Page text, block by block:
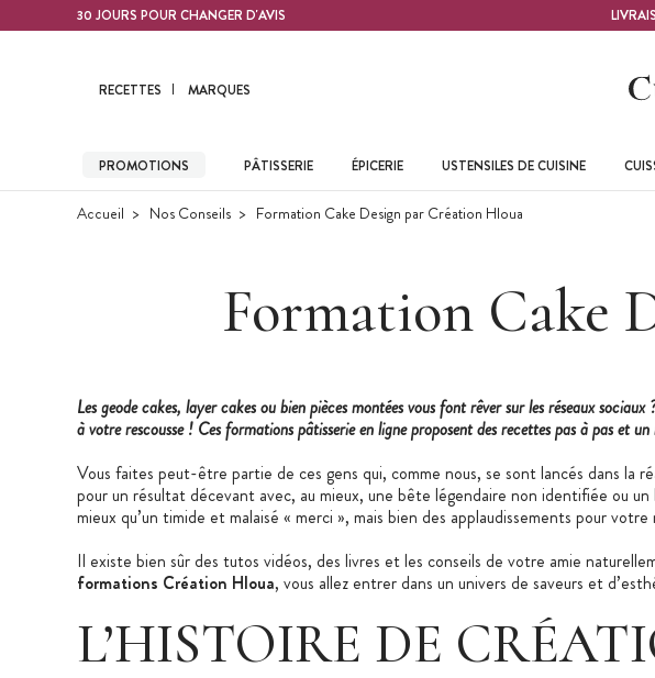
Contenu principal30 JOURS POUR CHANGER D'AVIS
RECETTES MARQUES
PROMOTIONS PÂTISSERIE ÉPICERIE USTENSILES DE CUISINE
Accueil Nos Conseils Formation Cake Design par Création Hloua
Formation Cake
Les geode cakes, layer cakes ou bien pièces montées vous font rêver sur les réseaux
à votre rescousse ! Ces formations pâtisserie en ligne proposent des recettes pas à pas et
Vous faites peut-être partie de ces gens qui, comme nous, se sont lancés dans la
pour un résultat décevant avec, au mieux, une bête légendaire non identifiée ou
mieux qu’un timide et malaisé « merci », mais bien des applaudissements pour
Il existe bien sûr des tutos vidéos, des livres et les conseils de votre amie
formations Création Hloua, vous allez entrer dans un univers de saveurs et
L’HISTOIRE DE